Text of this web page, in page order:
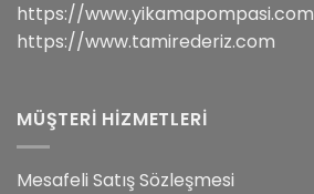
https://www.yikamapompasi.com
https://www.tamirederiz.com
MÜŞTERİ HİZMETLERİ
Mesafeli Satış Sözleşmesi